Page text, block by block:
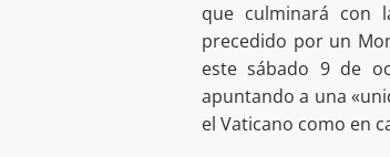
que culminará con
precedido por un
este sábado 9 de
apuntando a una
el Vaticano como en